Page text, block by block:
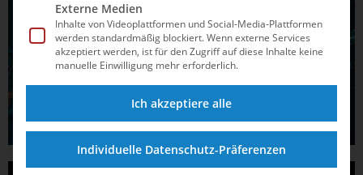
Externe Medien
Inhalte von Videoplattformen und Social-Media-Plattformen
werden standardmäßig blockiert. Wenn externe Services
akzeptiert werden, ist für den Zugriff auf diese Inhalte keine
manuelle Einwilligung mehr erforderlich.
Ich akzeptiere alle
Individuelle Datenschutz-Präferenzen